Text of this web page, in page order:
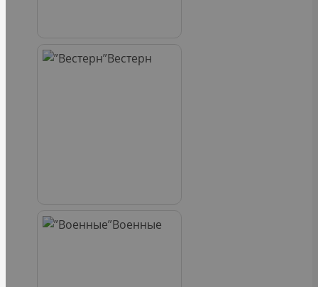
Вестерн
Военные